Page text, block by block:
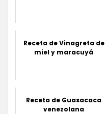
Receta de Vinagreta de
miel y maracuyá
Receta de Guasacaca
venezolana